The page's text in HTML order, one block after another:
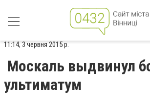
11:14, 3 червня 2015 р.
Москаль выдвинул
ультиматум